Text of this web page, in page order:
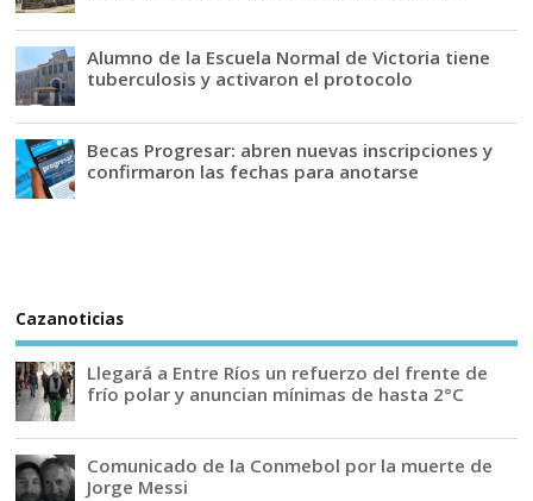
Alumno de la Escuela Normal de Victoria tiene
tuberculosis y activaron el protocolo
Becas Progresar: abren nuevas inscripciones y
confirmaron las fechas para anotarse
Cazanoticias
Llegará a Entre Ríos un refuerzo del frente de
frío polar y anuncian mínimas de hasta 2°C
Comunicado de la Conmebol por la muerte de
Jorge Messi